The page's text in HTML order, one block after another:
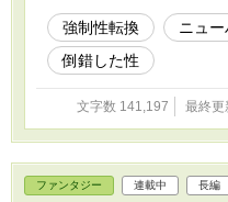
強制性転換 ニュ
倒錯した性
文字数 141,197 最終更
ファンタジー 連載中 長編